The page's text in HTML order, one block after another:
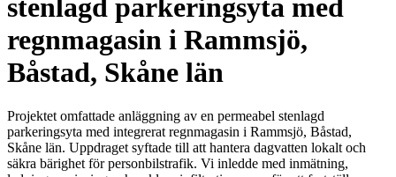
stenlagd parkeringsyta med
regnmagasin i Rammsjö,
Båstad, Skåne län
Projektet omfattade anläggning av en permeabel stenlagd
parkeringsyta med integrerat regnmagasin i Rammsjö, Båstad,
Skåne län. Uppdraget syftade till att hantera dagvatten lokalt och
säkra bärighet för personbilstrafik. Vi inledde med inmätning,